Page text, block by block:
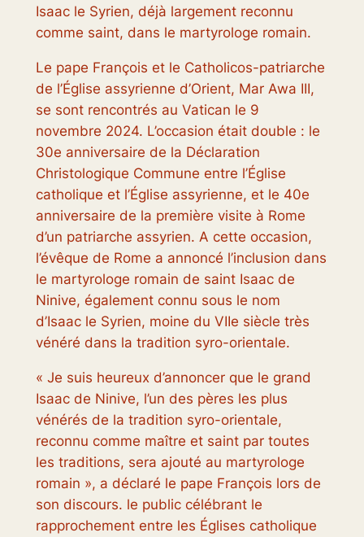
Isaac le Syrien, déjà largement reconnu
comme saint, dans le martyrologe romain.
Le pape François et le Catholicos-patriarche
de l’Église assyrienne d’Orient, Mar Awa III,
se sont rencontrés au Vatican le 9
novembre 2024. L’occasion était double : le
30e anniversaire de la Déclaration
Christologique Commune entre l’Église
catholique et l’Église assyrienne, et le 40e
anniversaire de la première visite à Rome
d’un patriarche assyrien. A cette occasion,
l’évêque de Rome a annoncé l’inclusion dans
le martyrologe romain de saint Isaac de
Ninive, également connu sous le nom
d’Isaac le Syrien, moine du VIIe siècle très
vénéré dans la tradition syro-orientale.
« Je suis heureux d’annoncer que le grand
Isaac de Ninive, l’un des pères les plus
vénérés de la tradition syro-orientale,
reconnu comme maître et saint par toutes
les traditions, sera ajouté au martyrologe
romain », a déclaré le pape François lors de
son discours. le public célébrant le
rapprochement entre les Églises catholique